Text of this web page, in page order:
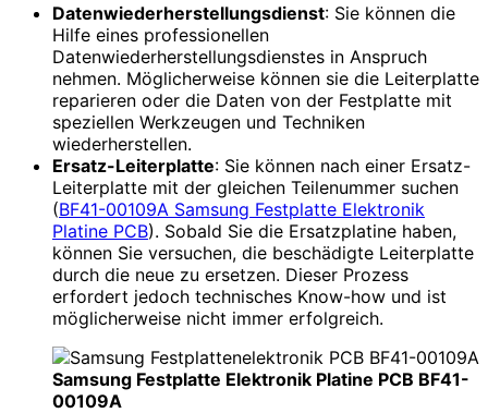
Datenwiederherstellungsdienst: Sie können die
Hilfe eines professionellen
Datenwiederherstellungsdienstes in Anspruch
nehmen. Möglicherweise können sie die Leiterplatte
reparieren oder die Daten von der Festplatte mit
speziellen Werkzeugen und Techniken
wiederherstellen.
Ersatz-Leiterplatte: Sie können nach einer Ersatz-
Leiterplatte mit der gleichen Teilenummer suchen
(BF41-00109A Samsung Festplatte Elektronik
Platine PCB). Sobald Sie die Ersatzplatine haben,
können Sie versuchen, die beschädigte Leiterplatte
durch die neue zu ersetzen. Dieser Prozess
erfordert jedoch technisches Know-how und ist
möglicherweise nicht immer erfolgreich.
Samsung Festplatte Elektronik Platine PCB BF41-
00109A